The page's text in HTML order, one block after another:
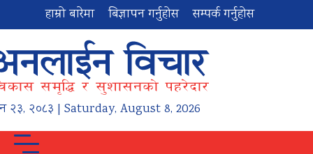
हाम्रो बारेमा बिज्ञापन गर्नुहोस सम्पर्क गर्नुहोस
२३, २०८३ | Saturday, August 8, 2026